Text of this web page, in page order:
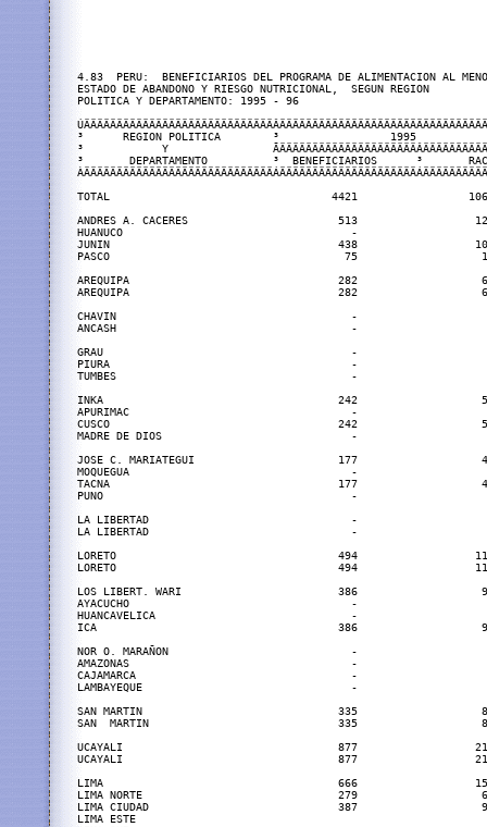
4.83  PERU:  BENEFICIARIOS DEL PROGRAMA DE ALIMENTACION AL
ESTADO DE ABANDONO Y RIESGO NUTRICIONAL,  SEGUN REGION
POLITICA Y DEPARTAMENTO: 1995 - 96
³      REGION POLITICA        ³
³            Y
³       DEPARTAMENTO          ³
TOTAL                                  4421
ANDRES A. CACERES                       513
HUANUCO                                   -
JUNIN                                   438
PASCO                                    75
AREQUIPA                                282
AREQUIPA                                282
CHAVIN                                    -
ANCASH                                    -
GRAU                                      -
PIURA                                     -
TUMBES                                    -
INKA                                    242
APURIMAC                                  -
CUSCO                                   242
MADRE DE DIOS                             -
JOSE C. MARIATEGUI                      177
MOQUEGUA                                  -
TACNA                                   177
PUNO                                      -
LA LIBERTAD                               -
LA LIBERTAD                               -
LORETO                                  494
LORETO                                  494
LOS LIBERT. WARI                        386
AYACUCHO                                  -
HUANCAVELICA                              -
ICA                                     386
NOR O. MARAÑON                            -
AMAZONAS                                  -
CAJAMARCA                                 -
LAMBAYEQUE                                -
SAN MARTIN                              335
SAN  MARTIN                             335
UCAYALI                                 877
UCAYALI                                 877
LIMA                                    666
LIMA NORTE                              279
LIMA CIUDAD                             387
LIMA ESTE